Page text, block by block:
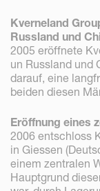
Kverneland
Russland und
2005 eröffnete
un Russland und
darauf, eine
beiden diesen
Eröffnung eines
2006 entschloss
in Giessen
einem zentralen
Hauptgrund